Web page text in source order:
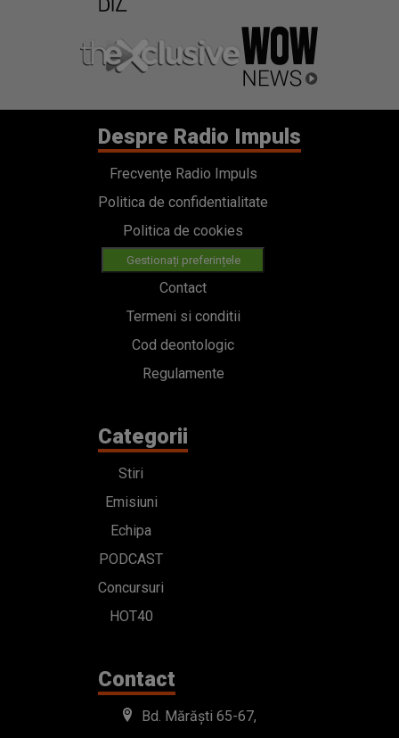
Despre Radio Impuls
Frecvențe Radio Impuls
Politica de confidentialitate
Politica de cookies
Gestionați preferințele
Contact
Termeni si conditii
Cod deontologic
Regulamente
Categorii
Stiri
Emisiuni
Echipa
PODCAST
Concursuri
HOT40
Contact
Bd. Mărăști 65-67,